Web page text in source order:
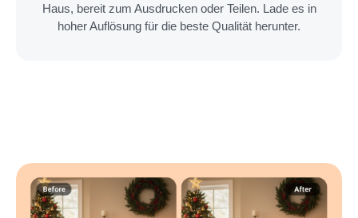
Haus, bereit zum Ausdrucken oder Teilen. Lade es in
hoher Auflösung für die beste Qualität herunter.